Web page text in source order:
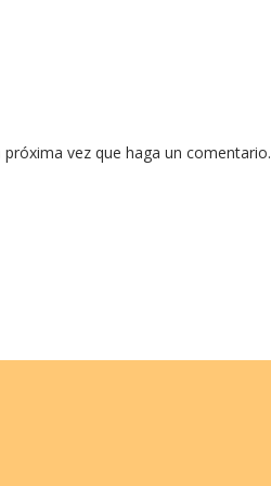
vez que haga un comentario.